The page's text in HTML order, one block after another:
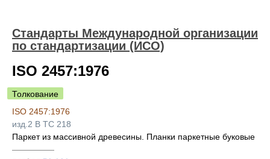
Стандарты Международной организации
по стандартизации (ИСО)
ISO 2457:1976
Толкование
ISO 2457:1976
изд.2 B TC 218
Паркет из массивной древесины. Планки паркетные буковые
—————